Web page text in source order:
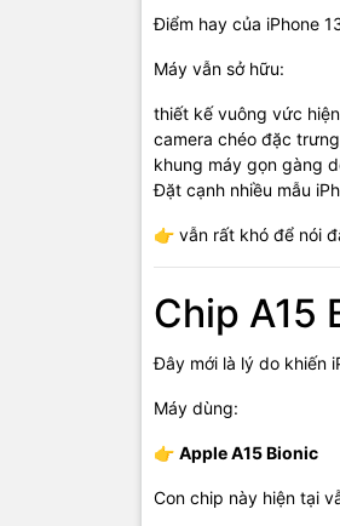
Điểm hay của iPhone
Máy vẫn sở hữu:
thiết kế vuông vức
camera chéo đặc trưng
khung máy gọn gàng
Đặt cạnh nhiều mẫu
👉 vẫn rất khó để nói
Chip A15
Đây mới là lý do khiến
Máy dùng:
👉 Apple A15 Bionic
Con chip này hiện tại